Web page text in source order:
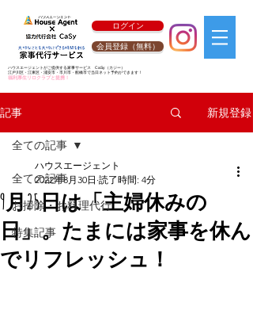
ログイン
会員登録（無料）
ハウスエージェントがご提供する家事サービス CaSy （カジー）
江戸川区・江東区・浦安市・市川市・船橋市で当日ネット予約ができます！
福利厚生リロクラブと提携！
記事 新規登録
全ての記事
お掃除・お料理代行
特集記事
全ての記事
9月25日は「主婦休みの
日」。たまには家事を休ん
でリフレッシュ！
ハウスエージェント
2022年8月30日 読了時間: 4分